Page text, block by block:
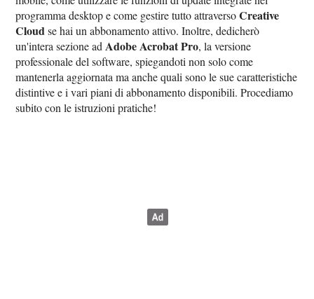
programma desktop e come gestire tutto attraversoCreative
Cloudse hai un abbonamento attivo. Inoltre, dedicherò
un'intera sezione ad Adobe Acrobat Pro, la versione
professionale del software, spiegandoti non solo come
mantenerla aggiornata ma anche quali sono le sue caratteristiche
distintive e i vari piani di abbonamento disponibili. Procediamo
subito con le istruzioni pratiche!